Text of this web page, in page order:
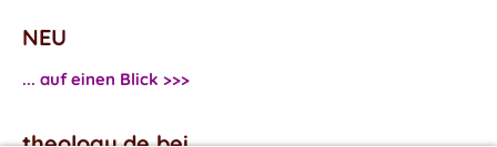
NEU
... auf einen Blick >>>